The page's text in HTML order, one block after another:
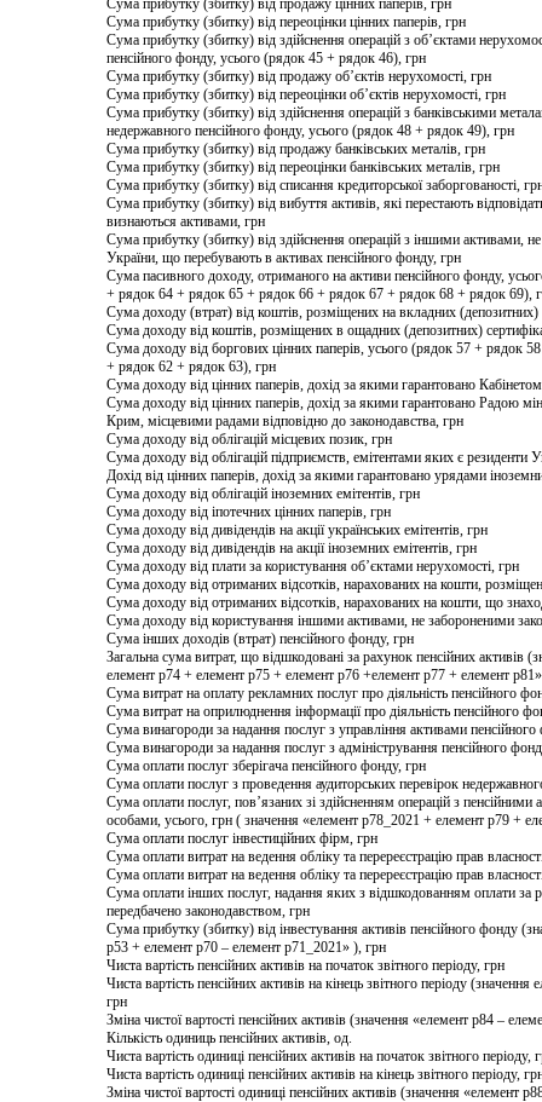
Сума прибутку (збитку) від продажу цінних паперів, грн
Сума прибутку (збитку) від переоцінки цінних паперів, грн
Сума прибутку (збитку) від здійснення операцій з об’єктами
пенсійного фонду, усього (рядок 45 + рядок 46), грн
Сума прибутку (збитку) від продажу об’єктів нерухомості, грн
Сума прибутку (збитку) від переоцінки об’єктів нерухомості, грн
Сума прибутку (збитку) від здійснення операцій з банківськими
недержавного пенсійного фонду, усього (рядок 48 + рядок 49), грн
Сума прибутку (збитку) від продажу банківських металів, грн
Сума прибутку (збитку) від переоцінки банківських металів, грн
Сума прибутку (збитку) від списання кредиторської заборгованості,
Сума прибутку (збитку) від вибуття активів, які перестають
визнаються активами, грн
Сума прибутку (збитку) від здійснення операцій з іншими активами,
України, що перебувають в активах пенсійного фонду, грн
Сума пасивного доходу, отриманого на активи пенсійного фонду,
+ рядок 64 + рядок 65 + рядок 66 + рядок 67 + рядок 68 + рядок 69),
Сума доходу (втрат) від коштів, розміщених на вкладних (депозитних)
Сума доходу від коштів, розміщених в ощадних (депозитних)
Сума доходу від боргових цінних паперів, усього (рядок 57 + рядок
+ рядок 62 + рядок 63), грн
Сума доходу від цінних паперів, дохід за якими гарантовано
Сума доходу від цінних паперів, дохід за якими гарантовано Радою
Крим, місцевими радами відповідно до законодавства, грн
Сума доходу від облігацій місцевих позик, грн
Сума доходу від облігацій підприємств, емітентами яких є резиденти
Дохід від цінних паперів, дохід за якими гарантовано урядами
Сума доходу від облігацій іноземних емітентів, грн
Сума доходу від іпотечних цінних паперів, грн
Сума доходу від дивідендів на акції українських емітентів, грн
Сума доходу від дивідендів на акції іноземних емітентів, грн
Сума доходу від плати за користування об’єктами нерухомості, грн
Сума доходу від отриманих відсотків, нарахованих на кошти,
Сума доходу від отриманих відсотків, нарахованих на кошти, що
Сума доходу від користування іншими активами, не забороненими
Сума інших доходів (втрат) пенсійного фонду, грн
Загальна сума витрат, що відшкодовані за рахунок пенсійних активів
елемент p74 + елемент p75 + елемент p76 +елемент p77 + елемент
Сума витрат на оплату рекламних послуг про діяльність пенсійного
Сума витрат на оприлюднення інформації про діяльність пенсійного
Сума винагороди за надання послуг з управління активами пенсійного
Сума винагороди за надання послуг з адміністрування пенсійного
Сума оплати послуг зберігача пенсійного фонду, грн
Сума оплати послуг з проведення аудиторських перевірок
Сума оплати послуг, пов’язаних зі здійсненням операцій з пенсійними
особами, усього, грн ( значення «елемент p78_2021 + елемент p79 +
Сума оплати послуг інвестиційних фірм, грн
Сума оплати витрат на ведення обліку та перереєстрацію прав
Сума оплати витрат на ведення обліку та перереєстрацію прав
Сума оплати інших послуг, надання яких з відшкодованням оплати за
передбачено законодавством, грн
Сума прибутку (збитку) від інвестування активів пенсійного фонду
p53 + елемент p70 – елемент p71_2021» ), грн
Чиста вартість пенсійних активів на початок звітного періоду, грн
Чиста вартість пенсійних активів на кінець звітного періоду
грн
Зміна чистої вартості пенсійних активів (значення «елемент p84 –
Кількість одиниць пенсійних активів, од.
Чиста вартість одиниці пенсійних активів на початок звітного періоду,
Чиста вартість одиниці пенсійних активів на кінець звітного періоду,
Зміна чистої вартості одиниці пенсійних активів (значення «елемент